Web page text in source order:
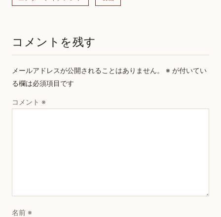
コメントを残す
メールアドレスが公開されることはありません。 ※ が付いてい
る欄は必須項目です
コメント ※
名前 ※